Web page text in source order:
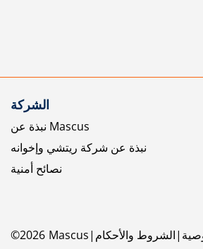
الشركة
نبذة عن Mascus
نبذة عن شركة ريتشي وإخوانه
نصائح أمنية
©2026 Mascus الشروط والأحكام